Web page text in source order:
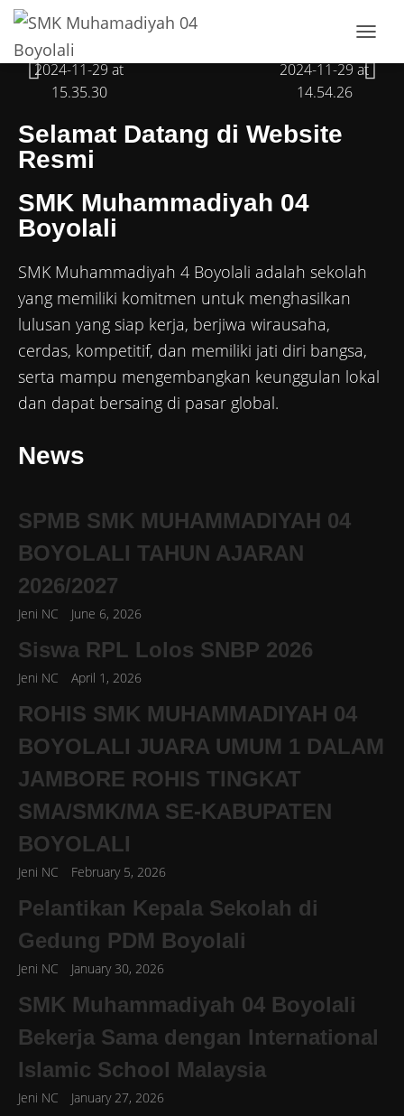
O
G
I
Selamat Datang di Website
Resmi
SMK Muhammadiyah 04
Boyolali
SMK Muhammadiyah 4 Boyolali adalah sekolah
yang memiliki komitmen untuk menghasilkan
lulusan yang siap kerja, berjiwa wirausaha,
cerdas, kompetitif, dan memiliki jati diri bangsa,
serta mampu mengembangkan keunggulan lokal
dan dapat bersaing di pasar global.
News
SPMB SMK MUHAMMADIYAH 04
BOYOLALI TAHUN AJARAN
2026/2027
Jeni NC June 6, 2026
Siswa RPL Lolos SNBP 2026
Jeni NC April 1, 2026
ROHIS SMK MUHAMMADIYAH 04
BOYOLALI JUARA UMUM 1 DALAM
JAMBORE ROHIS TINGKAT
SMA/SMK/MA SE-KABUPATEN
BOYOLALI
Jeni NC February 5, 2026
Pelantikan Kepala Sekolah di
Gedung PDM Boyolali
Jeni NC January 30, 2026
SMK Muhammadiyah 04 Boyolali
Bekerja Sama dengan International
Islamic School Malaysia
Jeni NC January 27, 2026